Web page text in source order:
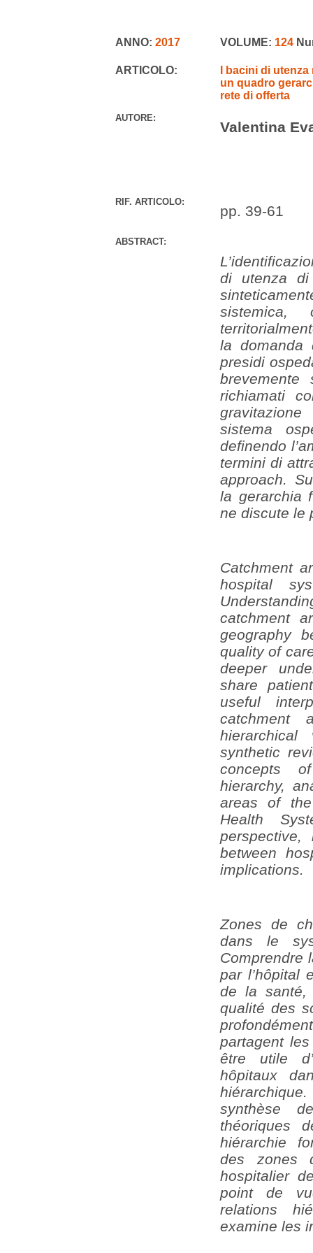
ANNO: 2017 VOLUME: 124
ARTICOLO:
I bacini di
un quadro
rete di offerta
AUTORE:
Valentina
RIF. ARTICOLO:
pp. 39-61
ABSTRACT:
di utenza di
la domanda
presidi
brevemente
richiamati
sistema
definendo
termini di
approach.
la gerarchia
ne discute le
Catchment
hospital
catchment
geography
quality of
deeper
share
useful
catchment
synthetic
concepts
hierarchy,
areas of
Health
between
implications.
Zones de
dans le
Comprendre
par l’hôpital
de la santé,
qualité des
partagent
être utile
hôpitaux
synthèse
théoriques
hiérarchie
des zones
hospitalier
point de
relations
examine les